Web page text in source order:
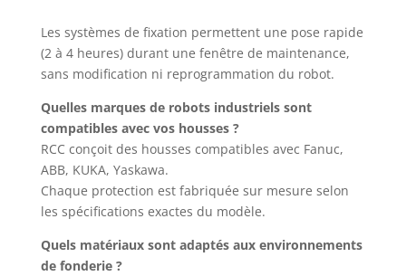
Les systèmes de fixation permettent une pose rapide
(2 à 4 heures) durant une fenêtre de maintenance,
sans modification ni reprogrammation du robot.
Quelles marques de robots industriels sont
compatibles avec vos housses ?
RCC conçoit des housses compatibles avec Fanuc,
ABB, KUKA, Yaskawa.
Chaque protection est fabriquée sur mesure selon
les spécifications exactes du modèle.
Quels matériaux sont adaptés aux environnements
de fonderie ?